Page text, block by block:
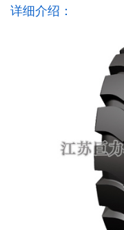
详细介绍：